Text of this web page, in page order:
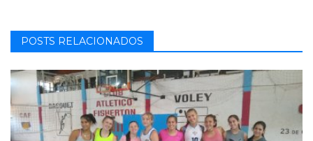
POSTS RELACIONADOS